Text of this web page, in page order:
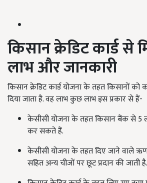
किसान क्रेडिट कार्ड से
लाभ और जानकारी
किसान क्रेडिट कार्ड योजना के तहत किसानों को
दिया जाता है. वह लाभ कुछ लाभ इस प्रकार से हैं-
केसीसी योजना के तहत किसान बैंक से 5
कर सकते हैं.
केसीसी योजना के तहत दिए जाने वाले
सहित अन्य चीजों पर छूट प्रदान की जाती है.